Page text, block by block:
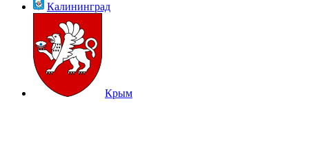
Калининград
Крым